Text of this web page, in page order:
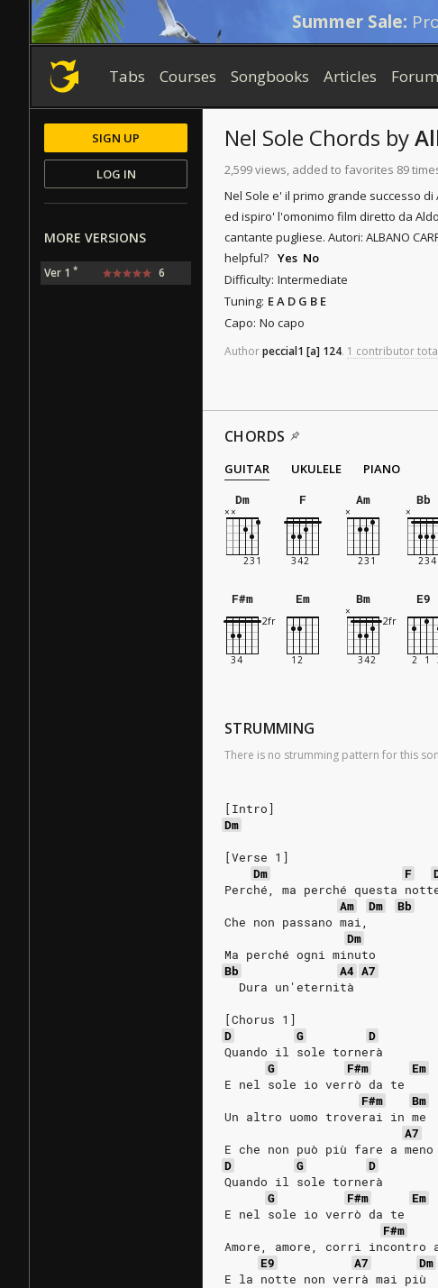
Summer Sale:
Tabs Courses Songbooks Articles
Nel Sole Chords by
2,599 views, added to favorites 89
Nel Sole e' il primo grande successo
ed ispiro' l'omonimo film diretto da
cantante pugliese. Autori: ALBANO
helpful? Yes No
Difficulty: Intermediate
Tuning: E A D G B E
Capo: No capo
Authorpeccial1 [a] 124. 1 contributor
CHORDS
GUITAR UKULELE
PIANO
Dm
F Am Bb
F#m Em Bm E9
STRUMMING
There is no strumming pattern for this
[Intro]
Dm
[Verse 1]
Dm
F
Perché, ma perché questa
Am
Dm
Bb
Che non passano mai,
Dm
Ma perché ogni minuto
Bb
A4 A7
  Dura un'eternità
[Chorus 1]
D
G
D
Quando il sole tornerà
G
F#m
Em
E nel sole io verrò da te
F#m
Bm
Un altro uomo troverai in me
A7
E che non può più fare a
D
G
D
Quando il sole tornerà
G
F#m
Em
E nel sole io verrò da te
F#m
Amore, amore, corri incontro
E9
A7
Dm
E la notte non verrà mai più
SIGN UP
LOG IN
MORE VERSIONS
Ver 1 * 6